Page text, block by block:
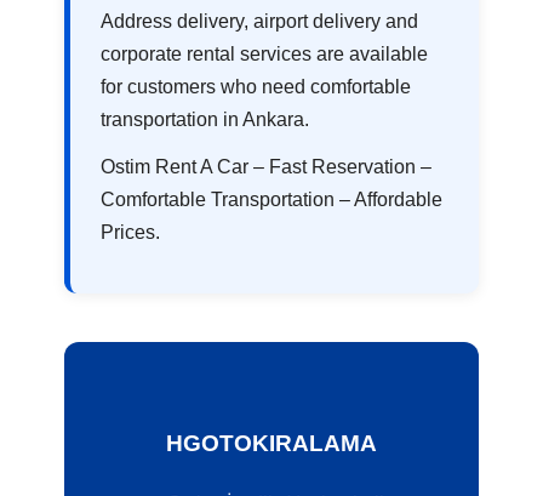
Address delivery, airport delivery and
corporate rental services are available
for customers who need comfortable
transportation in Ankara.
Ostim Rent A Car – Fast Reservation –
Comfortable Transportation – Affordable
Prices.
HGOTOKIRALAMA